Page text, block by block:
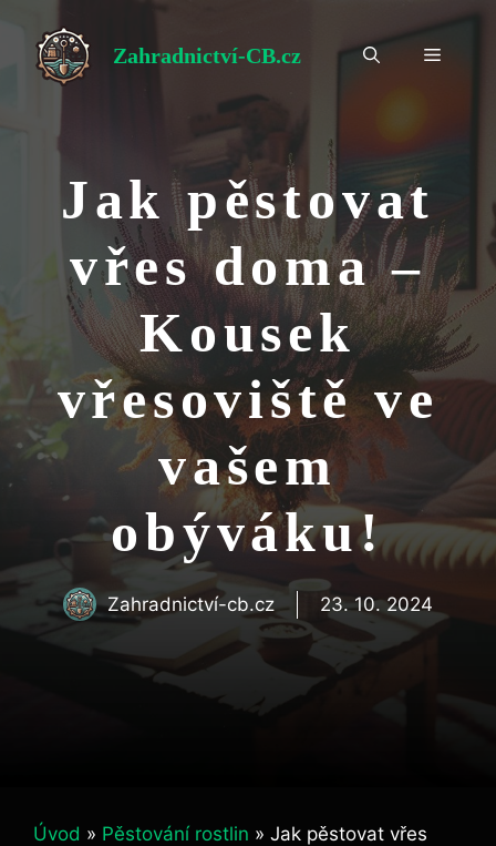
obsah
Zahradnictví-CB.cz Menu
Jak pěstovat
vřes doma –
Kousek
vřesoviště ve
vašem
obýváku!
Zahradnictví-cb.cz 23. 10. 2024
Úvod » Pěstování rostlin » Jak pěstovat vřes